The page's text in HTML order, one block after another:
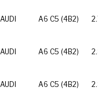
AUDI A6 C5 (4B2)
AUDI A6 C5 (4B2)
AUDI A6 C5 (4B2)